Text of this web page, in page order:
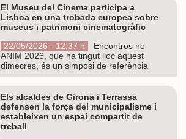
El Museu del Cinema participa a
Lisboa en una trobada europea sobre
museus i patrimoni cinematogràfic
22/05/2026 - 12.37 h
Encontros no
ANIM 2026, que ha tingut lloc aquest
dimecres, és un simposi de referència
Els alcaldes de Girona i Terrassa
defensen la força del municipalisme i
estableixen un espai compartit de
treball